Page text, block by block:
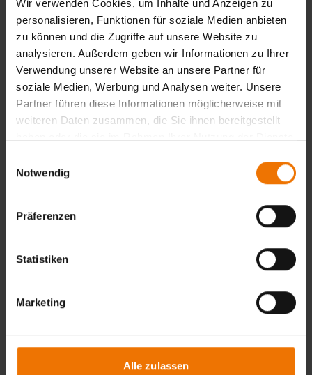
Wir verwenden Cookies, um Inhalte und Anzeigen zu
personalisieren, Funktionen für soziale Medien anbieten
zu können und die Zugriffe auf unsere Website zu
analysieren. Außerdem geben wir Informationen zu Ihrer
Verwendung unserer Website an unsere Partner für
soziale Medien, Werbung und Analysen weiter. Unsere
Partner führen diese Informationen möglicherweise mit
weiteren Daten zusammen, die Sie ihnen bereitgestellt
Notwendig
Präferenzen
Statistiken
Marketing
Alle zulassen
Durchführung von zerstörungsfreien Prüfungen (UT, MT,
PT) von Schweißnähten durch erfahrene Prüfer mindesten
Stufe 2 nach DIN EN ISO 9712
Visuelle Prüfung und Kontrolle von mechanischen
Schraubverbindungen
Visuelle Prüfung und Schichtdickenbestimmungen von
Beschichtungen
Materialuntersuchen nach Kundenspezifikation an
entnommenen Proben in unseren akkreditierten Prüflabor
Als nach DIN EN ISO/IEC 17020 akkreditierte
Inspektionsstelle führt die GSI SLV außerdem schweiß-,
schraub- und korrosionstechnische Inspektionen durch.
Sprechen Sie uns einfach an, wir freuen uns über Ihre
Das könnte Sie auch interessieren:
Fertigungs-/Bauüberwachung